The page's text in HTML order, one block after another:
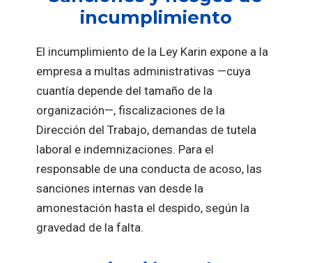
incumplimiento
El incumplimiento de la Ley Karin expone a la
empresa a multas administrativas —cuya
cuantía depende del tamaño de la
organización—, fiscalizaciones de la
Dirección del Trabajo, demandas de tutela
laboral e indemnizaciones. Para el
responsable de una conducta de acoso, las
sanciones internas van desde la
amonestación hasta el despido, según la
gravedad de la falta.